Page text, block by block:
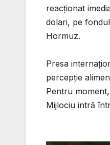
reacționat
dolari, pe
Hormuz.
Presa
percepție
Pentru
Mijlociu intră